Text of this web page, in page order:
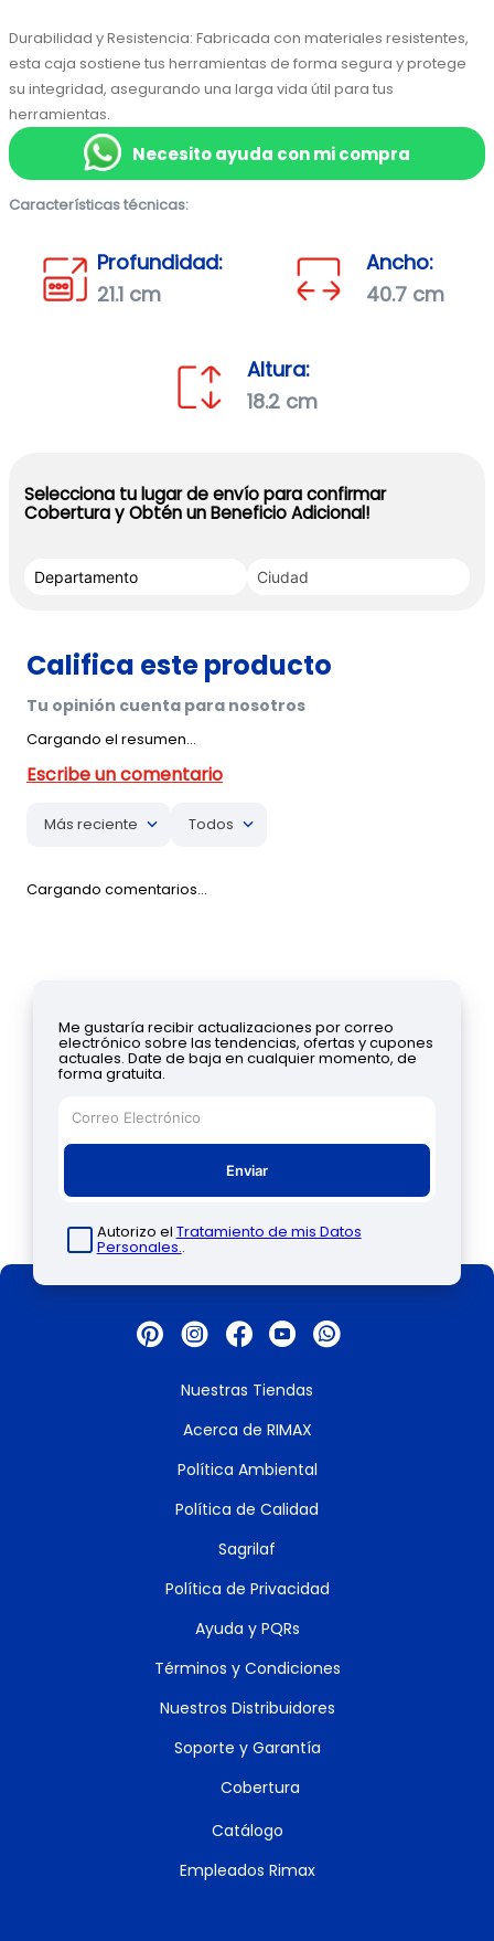
Durabilidad y Resistencia: Fabricada con materiales resistentes,
esta caja sostiene tus herramientas de forma segura y protege
su integridad, asegurando una larga vida útil para tus
herramientas.
Necesito ayuda con mi compra
Características técnicas:
Profundidad:
21.1 cm
Ancho:
40.7 cm
Altura:
18.2 cm
Selecciona tu lugar de envío para confirmar
Cobertura y Obtén un Beneficio Adicional!
Cargando el resumen…
Más reciente Todos
Cargando comentarios…
Me gustaría recibir actualizaciones por correo
electrónico sobre las tendencias, ofertas y cupones
actuales. Date de baja en cualquier momento, de
forma gratuita.
Enviar
Autorizo el Tratamiento de mis Datos
Personales..
Nuestras Tiendas
Acerca de RIMAX
Política Ambiental
Política de Calidad
Sagrilaf
Política de Privacidad
Ayuda y PQRs
Términos y Condiciones
Nuestros Distribuidores
Soporte y Garantía
Cobertura
Catálogo
Empleados Rimax